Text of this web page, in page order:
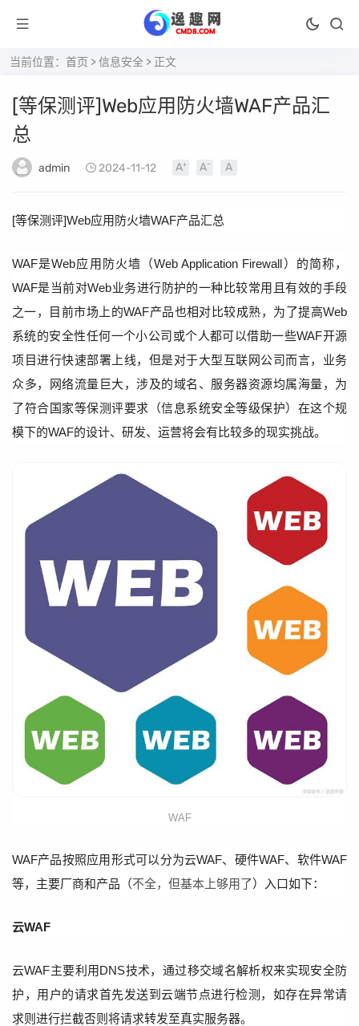
当前位置： 首页 >信息安全 > 正文
[等保测评]Web应用防火墙WAF产品汇
总
admin 2024-11-12
[等保测评]Web应用防火墙WAF产品汇总
WAF是Web应用防火墙（Web Application Firewall）的简称，
WAF是当前对Web业务进行防护的一种比较常用且有效的手段
之一，目前市场上的WAF产品也相对比较成熟，为了提高Web
系统的安全性任何一个小公司或个人都可以借助一些WAF开源
项目进行快速部署上线，但是对于大型互联网公司而言，业务
众多，网络流量巨大，涉及的域名、服务器资源均属海量，为
了符合国家等保测评要求（信息系统安全等级保护）在这个规
模下的WAF的设计、研发、运营将会有比较多的现实挑战。
WAF
WAF产品按照应用形式可以分为云WAF、硬件WAF、软件WAF
等，主要厂商和产品（不全，但基本上够用了）入口如下：
云WAF
云WAF主要利用DNS技术，通过移交域名解析权来实现安全防
护，用户的请求首先发送到云端节点进行检测，如存在异常请
求则进行拦截否则将请求转发至真实服务器。